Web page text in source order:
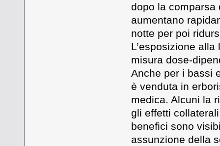
dopo la comparsa
aumentano
notte per poi
L’esposizione
misura dose-
Anche per i bassi
è venduta in
medica. Alcuni la
gli effetti
benefici sono
assunzione della